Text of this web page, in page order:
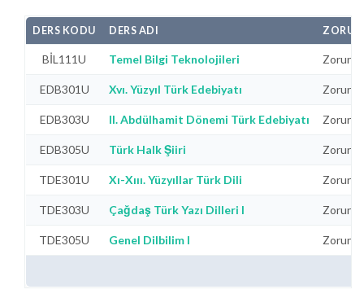
DERS KODU DERS ADI
BİL111U Temel Bilgi Teknolojileri
EDB301U Xvı. Yüzyıl Türk Edebiyatı
EDB303U II. Abdülhamit Dönemi Türk Edebiyatı
EDB305U Türk Halk Şiiri
TDE301U Xı-Xııı. Yüzyıllar Türk Dili
TDE303U Çağdaş Türk Yazı Dilleri I
TDE305U Genel Dilbilim I